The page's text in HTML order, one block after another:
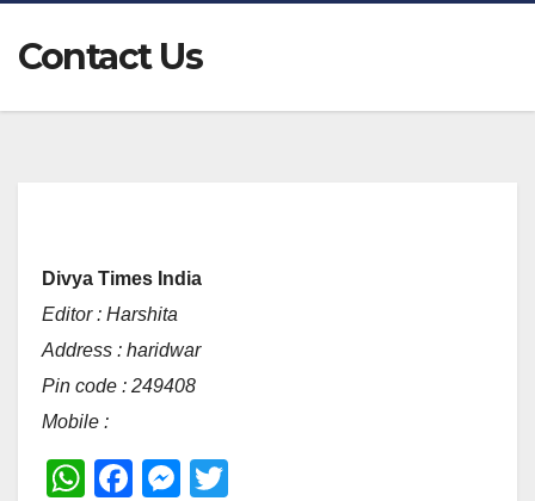
Contact Us
Divya Times India
Editor : Harshita
Address : haridwar
Pin code : 249408
Mobile :
W
F
M